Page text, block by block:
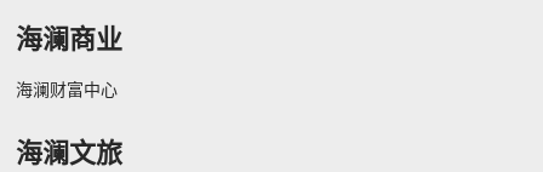
海澜商业
海澜财富中心
海澜文旅